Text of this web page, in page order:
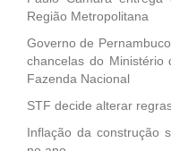
Região Metropolitana
Governo de
chancelas do Ministério
Fazenda Nacional
STF decide alterar
Inflação da construção